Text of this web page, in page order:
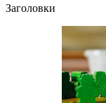
Заголовки